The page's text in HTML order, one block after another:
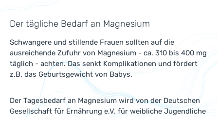
Der tägliche Bedarf an Magnesium
Schwangere und stillende Frauen sollten auf die
ausreichende Zufuhr von Magnesium - ca. 310 bis 400 mg
täglich - achten. Das senkt Komplikationen und fördert
z.B. das Geburtsgewicht von Babys.
Der Tagesbedarf an Magnesium wird von der Deutschen
Gesellschaft für Ernährung e.V. für weibliche Jugendliche